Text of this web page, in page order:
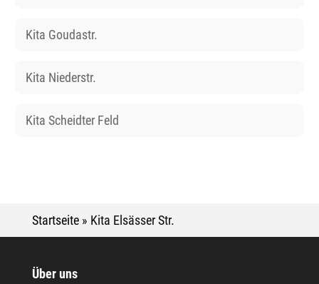
Kita Goudastr.
Kita Niederstr.
Kita Scheidter Feld
Startseite» Kita Elsässer Str.
Über uns